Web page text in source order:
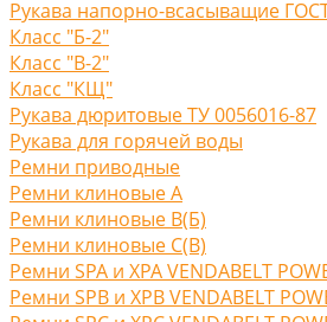
Рукава напорно-всасыващие
Класс "Б-2"
Класс "В-2"
Класс "КЩ"
Рукава дюритовые ТУ 0056016-87
Рукава для горячей воды
Ремни приводные
Ремни клиновые A
Ремни клиновые В(Б)
Ремни клиновые С(B)
Ремни SPA и XPA VENDABELT
Ремни SPB и XPB VENDABELT